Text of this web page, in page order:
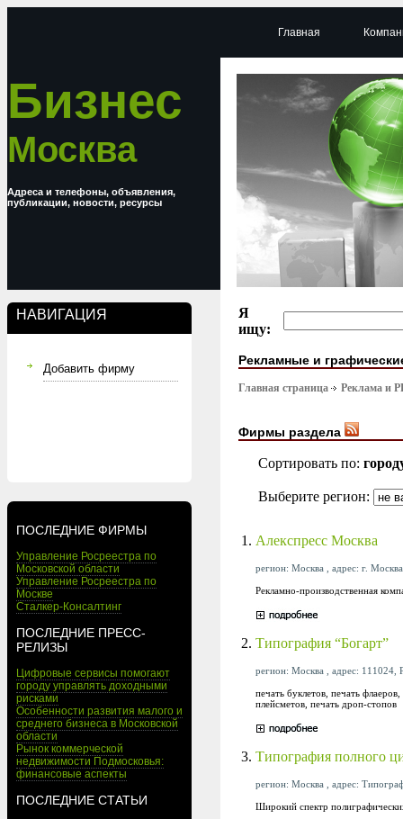
Бизнес
Москва
Адреса и телефоны, объявления,
публикации, новости, ресурсы
НАВИГАЦИЯ
Добавить фирму
ПОСЛЕДНИЕ ФИРМЫ
Управление Росреестра по
Московской области
Управление Росреестра по
Москве
Сталкер-Консалтинг
ПОСЛЕДНИЕ ПРЕСС-
РЕЛИЗЫ
Цифровые сервисы помогают
городу управлять доходными
рисками
Особенности развития малого и
среднего бизнеса в Московской
области
Рынок коммерческой
недвижимости Подмосковья:
финансовые аспекты
ПОСЛЕДНИЕ СТАТЬИ
Главная
Я
ищу:
Рекламные и
Главная страница Реклама и
Фирмы раздела
Сортировать по:
Выберите регион:
1. Алекспресс Москва
регион: Москва , адрес: г.
Рекламно-производственная
2. Типография “Богарт”
регион: Москва , адрес:
печать буклетов, печать
плейсметов, печать дроп-стопов
3. Типография полного
регион: Москва , адрес:
Широкий спектр